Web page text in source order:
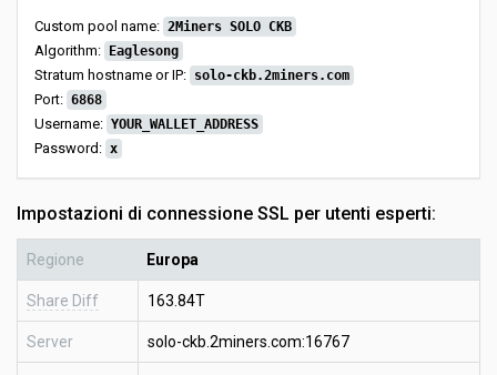
Custom pool name: 2Miners SOLO CKB
Algorithm: Eaglesong
Stratum hostname or IP: solo-ckb.2miners.com
Port: 6868
Username: YOUR_WALLET_ADDRESS
Password: x
Impostazioni di connessione SSL per utenti esperti:
Regione Europa
Share Diff 163.84T
Server solo-ckb.2miners.com:16767